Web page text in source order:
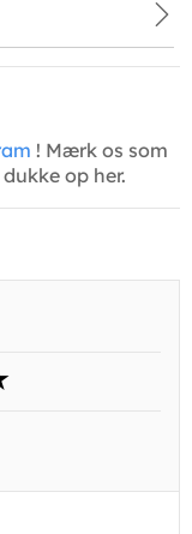
! Mærk os som
op her.